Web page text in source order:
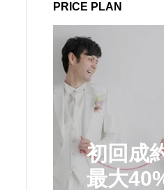
PRICE PLAN
初回成
最大